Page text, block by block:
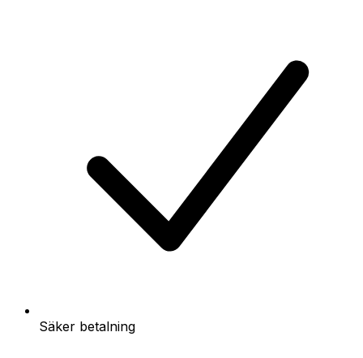
Säker betalning